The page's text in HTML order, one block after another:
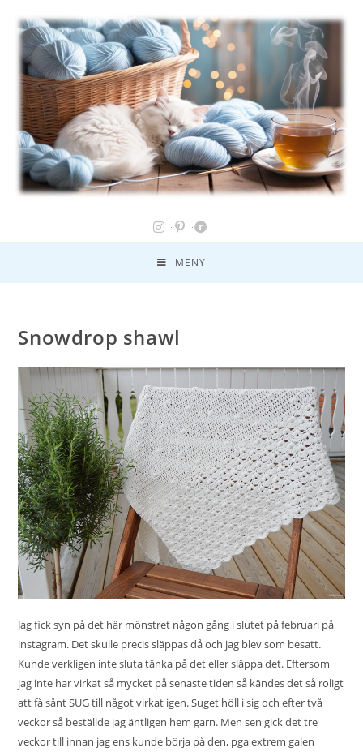
MENY
Snowdrop shawl
Jag fick syn på det här mönstret någon gång i slutet på februari på
instagram. Det skulle precis släppas då och jag blev som besatt.
Kunde verkligen inte sluta tänka på det eller släppa det. Eftersom
jag inte har virkat så mycket på senaste tiden så kändes det så roligt
att få sånt SUG till något virkat igen. Suget höll i sig och efter två
veckor så beställde jag äntligen hem garn. Men sen gick det tre
veckor till innan jag ens kunde börja på den, pga extrem galen